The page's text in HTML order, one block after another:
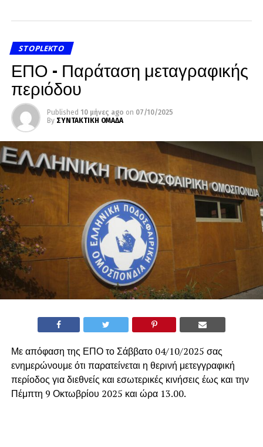
STOPLEKTO
ΕΠΟ – Παράταση μεταγραφικής
περιόδου
Published 10 μήνες ago on 07/10/2025
By ΣΥΝΤΑΚΤΙΚΗ ΟΜΑΔΑ
Με απόφαση της ΕΠΟ το Σάββατο 04/10/2025 σας
ενημερώνουμε ότι παρατείνεται η θερινή μετεγγραφική
περίοδος για διεθνείς και εσωτερικές κινήσεις έως και την
Πέμπτη 9 Οκτωβρίου 2025 και ώρα 13.00.